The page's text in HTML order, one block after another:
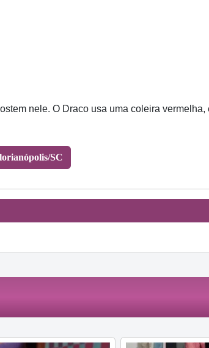
nele. O Draco usa uma coleira vermelha,
SC